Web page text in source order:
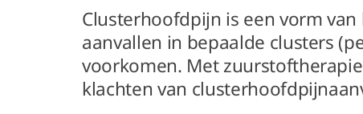
Clusterhoofdpijn is een vorm
aanvallen in bepaalde clusters
voorkomen. Met
klachten van